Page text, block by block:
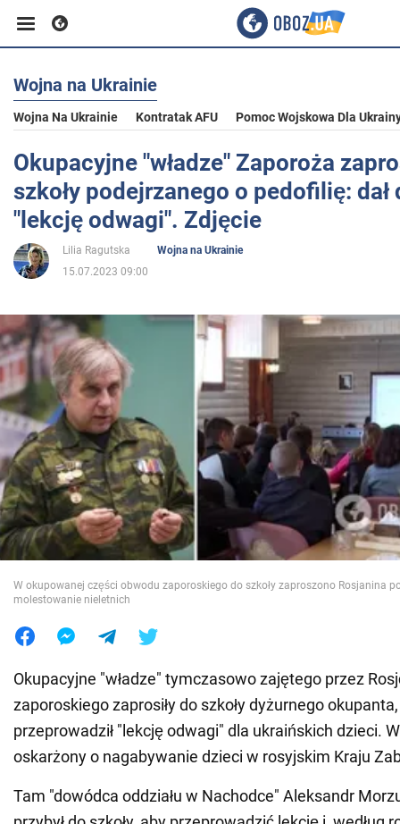
Biznes
Sport
Rozrywka
Życie
Polityka
Społeczeństwo
Wojna na Ukrainie
Świat
Jedzenie
Wojna na Ukrainie
Wojna Na Ukrainie Kontratak AFU Pomoc Wojskowa Dla
Okupacyjne "władze" Zaporoża
szkoły podejrzanego o pedofilię:
"lekcję odwagi". Zdjęcie
Lilia Ragutska
Wojna na Ukrainie
15.07.2023 09:00
W okupowanej części obwodu zaporoskiego do szkoły zaproszono Rosjanina
molestowanie nieletnich
Okupacyjne "władze" tymczasowo zajętego przez
zaporoskiego zaprosiły do szkoły dyżurnego
przeprowadził "lekcję odwagi" dla ukraińskich dzieci.
oskarżony o nagabywanie dzieci w rosyjskim Kraju
Tam "dowódca oddziału w Nachodce" Aleksandr